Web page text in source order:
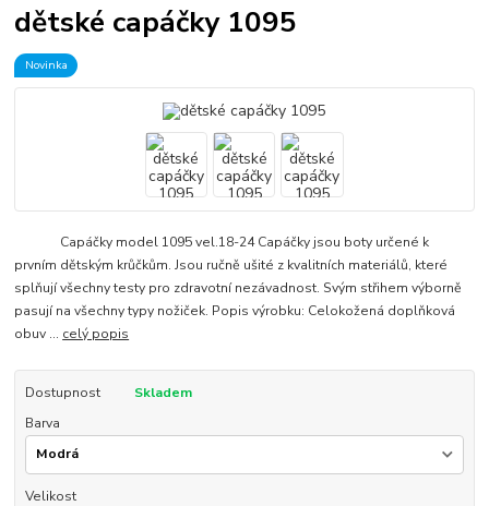
dětské capáčky 1095
Novinka
Capáčky model 1095 vel.18-24 Capáčky jsou boty určené k
prvním dětským krůčkům. Jsou ručně ušité z kvalitních materiálů, které
splňují všechny testy pro zdravotní nezávadnost. Svým střihem výborně
pasují na všechny typy nožiček. Popis výrobku: Celokožená doplňková
obuv ... celý popis
Dostupnost
Skladem
Barva
Velikost